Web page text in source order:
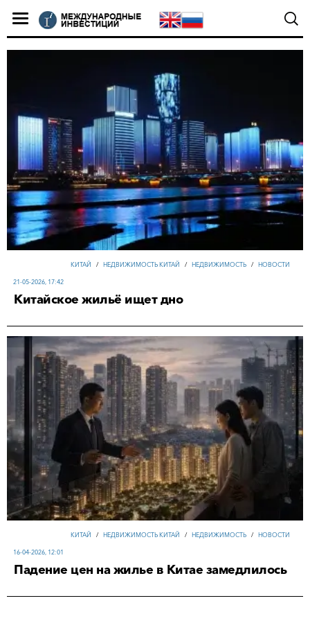
КИТАЙ / НЕДВИЖИМОСТЬ КИТАЙ / НЕДВИЖИМОСТЬ / НОВОСТИ
21-05-2026, 17:42
Китайское жильё ищет дно
КИТАЙ / НЕДВИЖИМОСТЬ КИТАЙ / НЕДВИЖИМОСТЬ / НОВОСТИ
16-04-2026, 12:01
Падение цен на жилье в Китае замедлилось